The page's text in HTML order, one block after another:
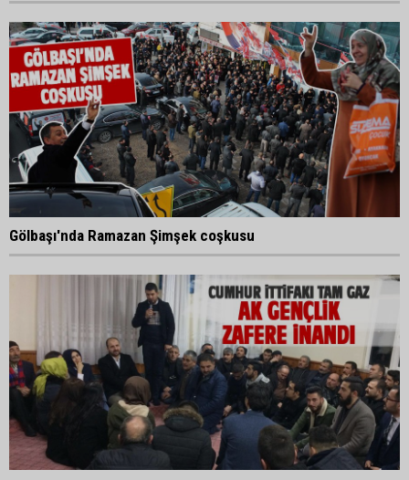
Gölbaşı'nda Ramazan Şimşek coşkusu